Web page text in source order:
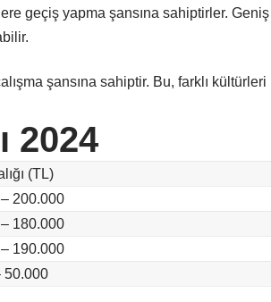
geçiş yapma şansına sahiptirler. Geniş
şansına sahiptir. Bu, farklı kültürleri
2024
(TL)
200.000
180.000
190.000
50.000